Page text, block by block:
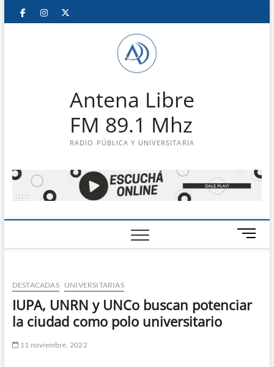
Saltar
FacebookInstagram
Antena Libre
FM 89.1 Mhz
RADIO PÚBLICA Y UNIVERSITARIA
B
o
d
e
DESTACADAS UNIVERSITARIAS
IUPA, UNRN y UNCo buscan potenciar
la ciudad como polo universitario
11 noviembre, 2022